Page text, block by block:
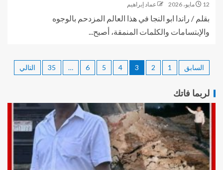
12 مايو، 2026 عماد إبراهيم
بقلم / راندا ابو النجا في هذا العالم المزدحم بالوجوه
والإبتسامات والكلمات المنمقة، أصبح...
السابق 1
2
3
4
5
6
…
35 التالي
لربما فاتك